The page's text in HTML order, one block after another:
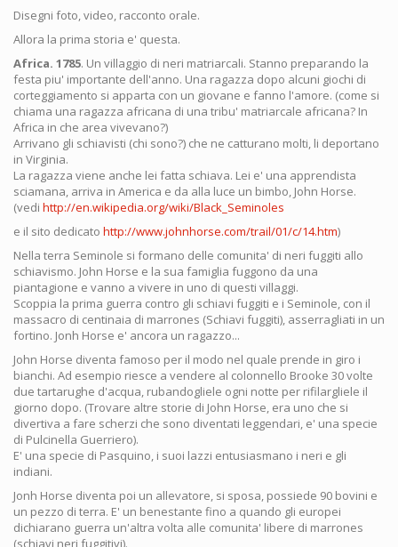
Disegni foto, video, racconto orale.
Allora la prima storia e' questa.
Africa. 1785. Un villaggio di neri matriarcali. Stanno preparando la
festa piu' importante dell'anno. Una ragazza dopo alcuni giochi di
corteggiamento si apparta con un giovane e fanno l'amore. (come si
chiama una ragazza africana di una tribu' matriarcale africana? In
Africa in che area vivevano?)
Arrivano gli schiavisti (chi sono?) che ne catturano molti, li deportano
in Virginia.
La ragazza viene anche lei fatta schiava. Lei e' una apprendista
sciamana, arriva in America e da alla luce un bimbo, John Horse.
(vedi http://en.wikipedia.org/wiki/Black_Seminoles
e il sito dedicato http://www.johnhorse.com/trail/01/c/14.htm)
Nella terra Seminole si formano delle comunita' di neri fuggiti allo
schiavismo. John Horse e la sua famiglia fuggono da una
piantagione e vanno a vivere in uno di questi villaggi.
Scoppia la prima guerra contro gli schiavi fuggiti e i Seminole, con il
massacro di centinaia di marrones (Schiavi fuggiti), asserragliati in un
fortino. Jonh Horse e' ancora un ragazzo...
John Horse diventa famoso per il modo nel quale prende in giro i
bianchi. Ad esempio riesce a vendere al colonnello Brooke 30 volte
due tartarughe d'acqua, rubandogliele ogni notte per rifilargliele il
giorno dopo. (Trovare altre storie di John Horse, era uno che si
divertiva a fare scherzi che sono diventati leggendari, e' una specie
di Pulcinella Guerriero).
E' una specie di Pasquino, i suoi lazzi entusiasmano i neri e gli
indiani.
Jonh Horse diventa poi un allevatore, si sposa, possiede 90 bovini e
un pezzo di terra. E' un benestante fino a quando gli europei
dichiarano guerra un'altra volta alle comunita' libere di marrones
(schiavi neri fuggitivi).